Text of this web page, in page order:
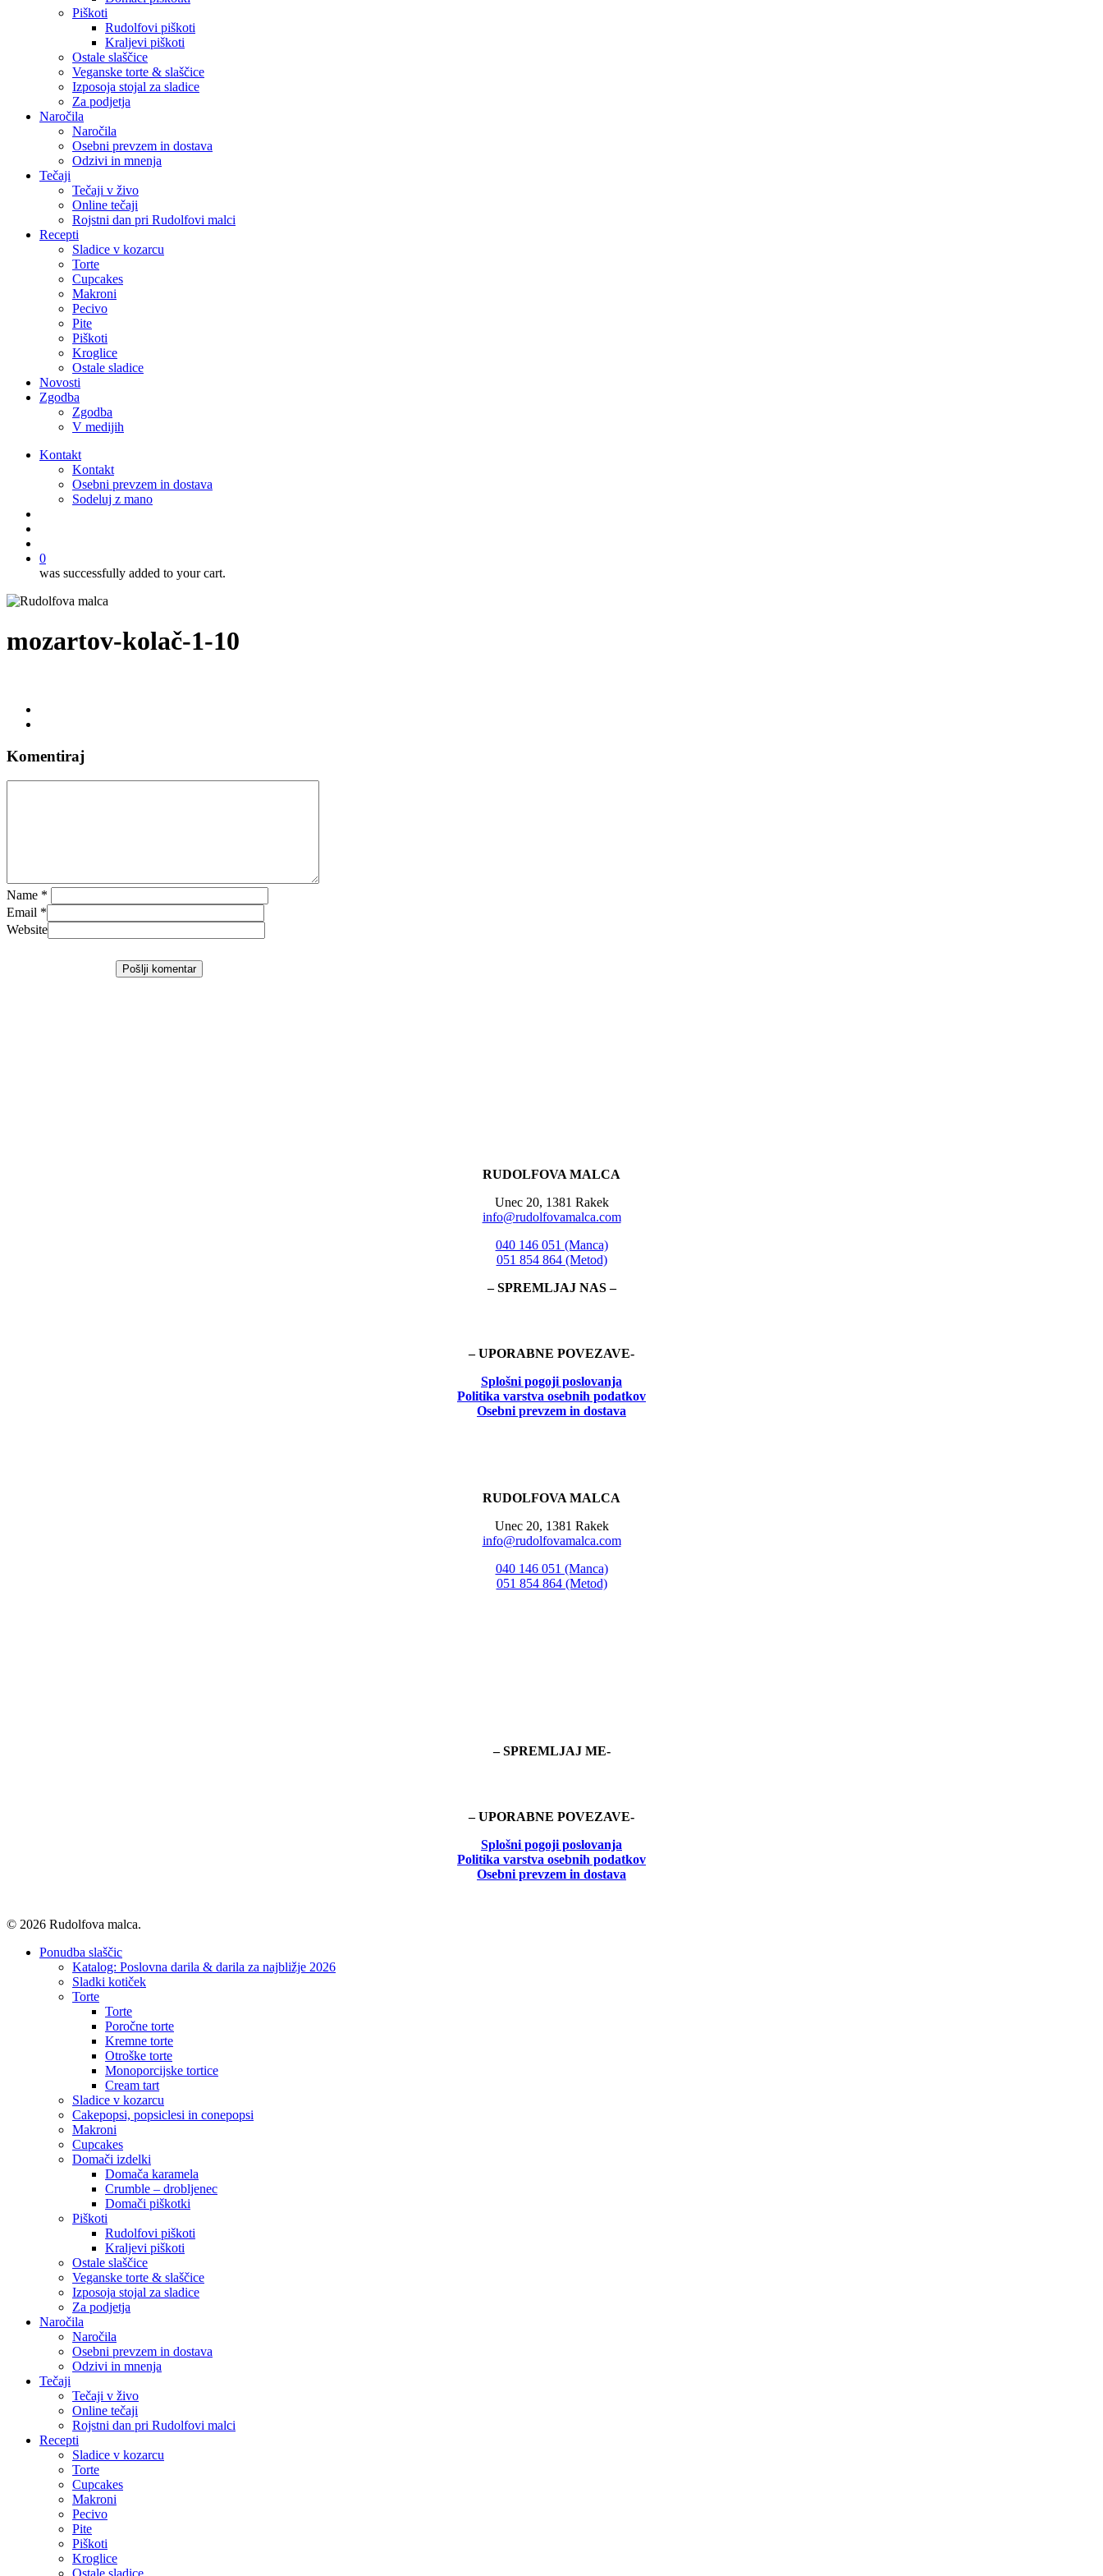
Piškoti
Rudolfovi piškoti
Kraljevi piškoti
Ostale slaščice
Veganske torte & slaščice
Izposoja stojal za sladice
Za podjetja
Naročila
Naročila
Osebni prevzem in dostava
Odzivi in mnenja
Tečaji
Tečaji v živo
Online tečaji
Rojstni dan pri Rudolfovi malci
Recepti
Sladice v kozarcu
Torte
Cupcakes
Makroni
Pecivo
Pite
Piškoti
Kroglice
Ostale sladice
Novosti
Zgodba
Zgodba
V medijih
Kontakt
Kontakt
Osebni prevzem in dostava
Sodeluj z mano
0
was successfully added to your cart.
mozartov-kolač-1-10
Komentiraj
Name *
Email *
Website
RUDOLFOVA MALCA
Unec 20, 1381 Rakek
info@rudolfovamalca.com
040 146 051 (Manca)
051 854 864 (Metod)
– SPREMLJAJ NAS –
– UPORABNE POVEZAVE-
Splošni pogoji poslovanja
Politika varstva osebnih podatkov
Osebni prevzem in dostava
RUDOLFOVA MALCA
Unec 20, 1381 Rakek
info@rudolfovamalca.com
040 146 051 (Manca)
051 854 864 (Metod)
– SPREMLJAJ ME-
– UPORABNE POVEZAVE-
Splošni pogoji poslovanja
Politika varstva osebnih podatkov
Osebni prevzem in dostava
© 2026 Rudolfova malca.
Close
Ponudba slaščic
Katalog: Poslovna darila & darila za najbližje 2026
Sladki kotiček
Torte
Torte
Poročne torte
Kremne torte
Otroške torte
Monoporcijske tortice
Cream tart
Sladice v kozarcu
Cakepopsi, popsiclesi in conepopsi
Makroni
Cupcakes
Domači izdelki
Domača karamela
Crumble – drobljenec
Domači piškotki
Piškoti
Rudolfovi piškoti
Kraljevi piškoti
Ostale slaščice
Veganske torte & slaščice
Izposoja stojal za sladice
Za podjetja
Naročila
Naročila
Osebni prevzem in dostava
Odzivi in mnenja
Tečaji
Tečaji v živo
Online tečaji
Rojstni dan pri Rudolfovi malci
Recepti
Sladice v kozarcu
Torte
Cupcakes
Makroni
Pecivo
Pite
Piškoti
Kroglice
Ostale sladice